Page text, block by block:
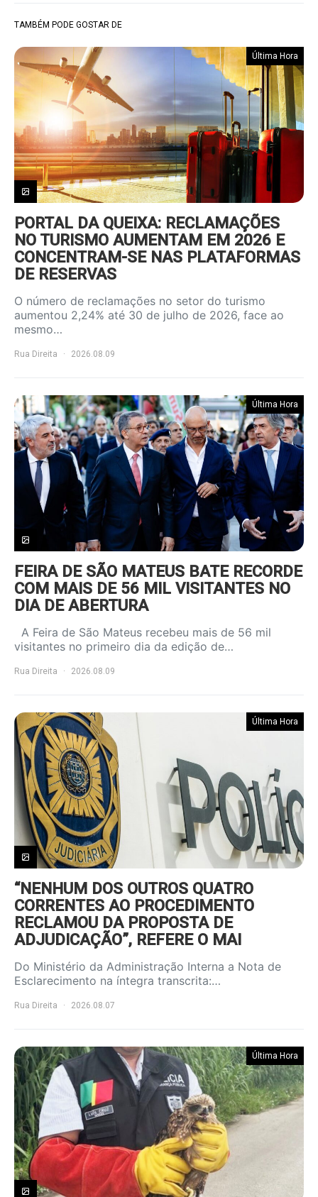
TAMBÉM PODE GOSTAR DE
Última Hora
PORTAL DA QUEIXA: RECLAMAÇÕES
NO TURISMO AUMENTAM EM 2026 E
CONCENTRAM-SE NAS PLATAFORMAS
DE RESERVAS
O número de reclamações no setor do turismo
aumentou 2,24% até 30 de julho de 2026, face ao
mesmo…
Rua Direita 2026.08.09
Última Hora
FEIRA DE SÃO MATEUS BATE RECORDE
COM MAIS DE 56 MIL VISITANTES NO
DIA DE ABERTURA
A Feira de São Mateus recebeu mais de 56 mil
visitantes no primeiro dia da edição de…
Rua Direita 2026.08.09
Última Hora
“NENHUM DOS OUTROS QUATRO
CORRENTES AO PROCEDIMENTO
RECLAMOU DA PROPOSTA DE
ADJUDICAÇÃO”, REFERE O MAI
Do Ministério da Administração Interna a Nota de
Esclarecimento na íntegra transcrita:…
Rua Direita 2026.08.07
Última Hora